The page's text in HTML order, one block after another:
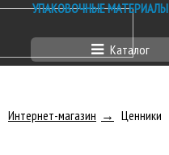
УПАКОВОЧНЫЕ МАТЕРИАЛЫ
Каталог
Интернет-магазин Ценники